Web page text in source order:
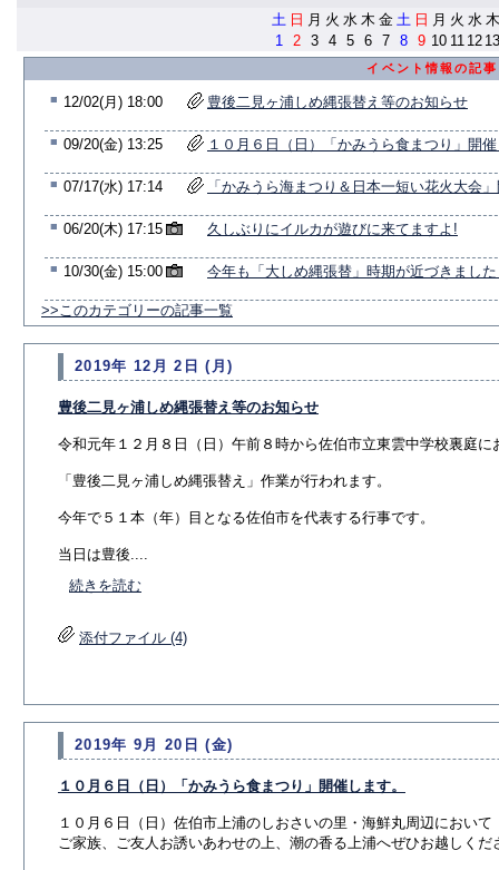
土 日 月 火 水 木 金 土 日 月 火 水 木
1
2 3 4 5 6 7 8 9 10 11 12 13
イベント情報の記事
■ 12/02(月) 18:00 豊後二見ヶ浦しめ縄張替え等のお知らせ
■ 09/20(金) 13:25 １０月６日（日）「かみうら食まつり」開
■ 07/17(水) 17:14 「かみうら海まつり＆日本一短い花火大会
■ 06/20(木) 17:15 久しぶりにイルカが遊びに来てますよ!
■ 10/30(金) 15:00 今年も「大しめ縄張替」時期が近づきまし
>>このカテゴリーの記事一覧
2019年 12月 2日 (月)
豊後二見ヶ浦しめ縄張替え等のお知らせ
令和元年１２月８日（日）午前８時から佐伯市立東雲中学校裏庭に
「豊後二見ヶ浦しめ縄張替え」作業が行われます。
今年で５１本（年）目となる佐伯市を代表する行事です。
当日は豊後....
続きを読む
添付ファイル (4)
2019年 9月 20日 (金)
１０月６日（日）「かみうら食まつり」開催します。
１０月６日（日）佐伯市上浦のしおさいの里・海鮮丸周辺におい
ご家族、ご友人お誘いあわせの上、潮の香る上浦へぜひお越しく